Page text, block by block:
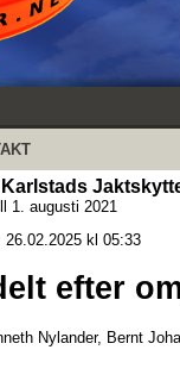
1. augusti 2021
26.02.2025 kl 05:33
efter
Nylander, Bernt